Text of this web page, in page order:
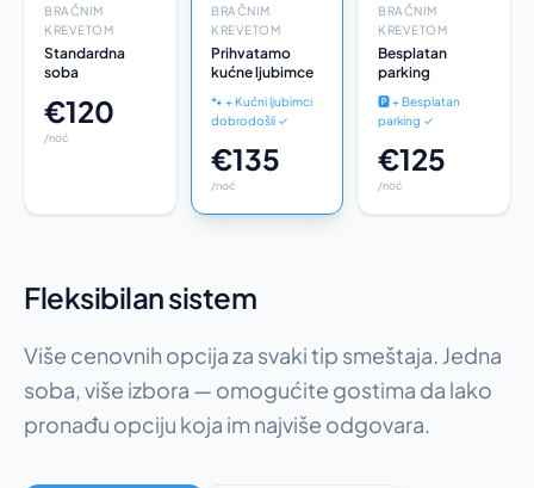
BRAČNIM
KREVETOM
Standardna
soba
€120
/noć
BRAČNIM
KREVETOM
Prihvatamo
kućne ljubimce
🐾 + Kućni ljubimci
dobrodošli ✓
€135
/noć
BRAČNIM
KREVETOM
Besplatan
parking
🅿️ + Besplatan
parking ✓
€125
/noć
Fleksibilan sistem
Više cenovnih opcija za svaki tip smeštaja. Jedna
soba, više izbora — omogućite gostima da lako
pronađu opciju koja im najviše odgovara.